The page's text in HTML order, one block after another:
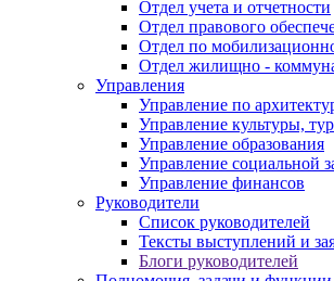
Отдел учета и отчетности
Отдел правового
Отдел по
Отдел жилищно -
Управления
Управление по
Управление культуры,
Управление образования
Управление социальной
Управление финансов
Руководители
Список руководителей
Тексты выступлений и
Блоги руководителей